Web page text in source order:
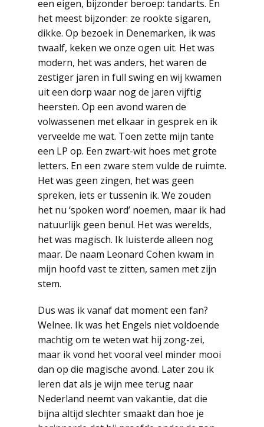
een eigen, bijzonder beroep: tandarts. En
het meest bijzonder: ze rookte sigaren,
dikke. Op bezoek in Denemarken, ik was
twaalf, keken we onze ogen uit. Het was
modern, het was anders, het waren de
zestiger jaren in full swing en wij kwamen
uit een dorp waar nog de jaren vijftig
heersten. Op een avond waren de
volwassenen met elkaar in gesprek en ik
verveelde me wat. Toen zette mijn tante
een LP op. Een zwart-wit hoes met grote
letters. En een zware stem vulde de ruimte.
Het was geen zingen, het was geen
spreken, iets er tussenin ik. We zouden
het nu ‘spoken word’ noemen, maar ik had
natuurlijk geen benul. Het was werelds,
het was magisch. Ik luisterde alleen nog
maar. De naam Leonard Cohen kwam in
mijn hoofd vast te zitten, samen met zijn
stem.
Dus was ik vanaf dat moment een fan?
Welnee. Ik was het Engels niet voldoende
machtig om te weten wat hij zong-zei,
maar ik vond het vooral veel minder mooi
dan op die magische avond. Later zou ik
leren dat als je wijn mee terug naar
Nederland neemt van vakantie, dat die
bijna altijd slechter smaakt dan hoe je